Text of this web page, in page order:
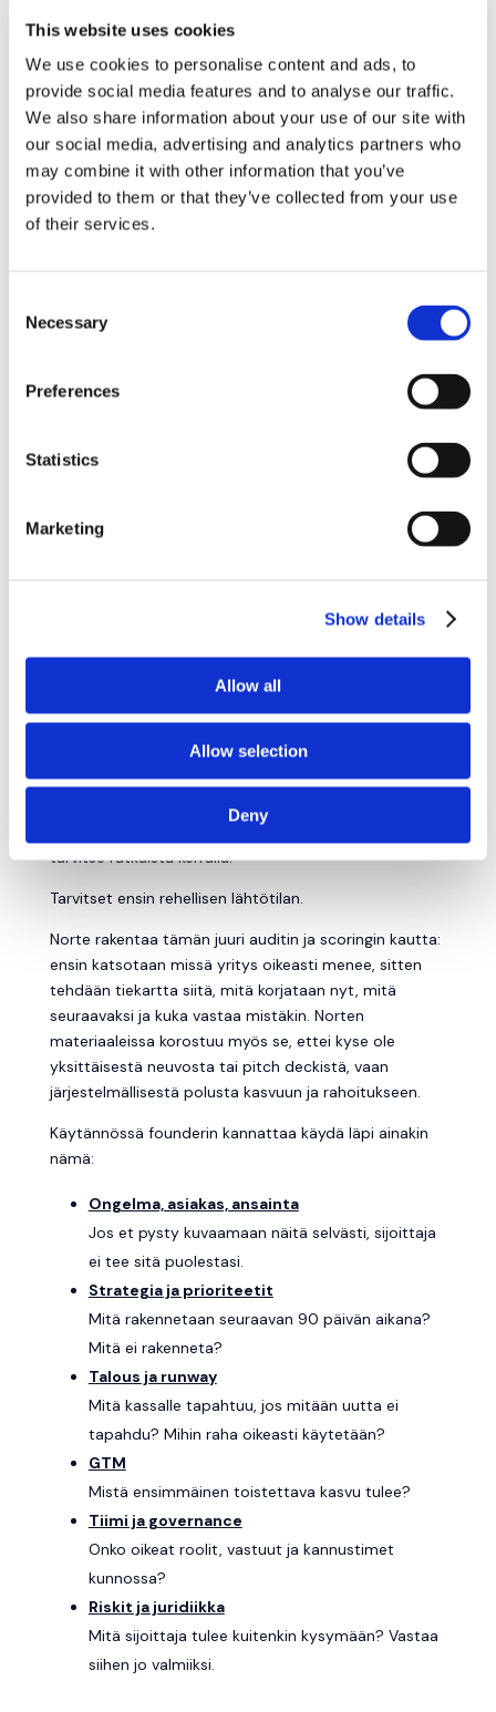
This website uses cookies
We use cookies to personalise content and ads, to
provide social media features and to analyse our traffic.
We also share information about your use of our site with
our social media, advertising and analytics partners who
may combine it with other information that you’ve
provided to them or that they’ve collected from your use
of their services.
Selection
Necessary
Preferences
Statistics
Marketing
Show details
Allow all
Allow selection
Deny
Founder puhuu massiivisesta markkinasta, mutta luvut
näyttävät siltä, ettei asiakashankintaa ole vielä
ymmärretty kunnolla.
Tiimi ei kata kriittisiä osaamisalueita
Tuote voi olla lupaava, mutta kukaan ei oikeasti
omista myyntiä, taloutta tai toteutusta.
“mitä muuta tässä on arvioitu samalla tavalla
Rahoitukselle ei ole selkeää käyttöä
Jos founder ei osaa kertoa, mihin raha menee ja mitä
sillä syntyy, raha ei tule.
näyttää, että ne on tunnistettu ja niille on
SIJOITTAJIA?
Tässä kohtaa hyvä uutinen on se, että kaikkea ei
tarvitse ratkaista kerralla.
Tarvitset ensin rehellisen lähtötilan.
Norte rakentaa tämän juuri auditin ja scoringin kautta:
ensin katsotaan missä yritys oikeasti menee, sitten
tehdään tiekartta siitä, mitä korjataan nyt, mitä
seuraavaksi ja kuka vastaa mistäkin. Norten
materiaaleissa korostuu myös se, ettei kyse ole
yksittäisestä neuvosta tai pitch deckistä, vaan
järjestelmällisestä polusta kasvuun ja rahoitukseen.
Käytännössä founderin kannattaa käydä läpi ainakin
nämä:
Ongelma, asiakas, ansainta
Jos et pysty kuvaamaan näitä selvästi, sijoittaja
ei tee sitä puolestasi.
Strategia ja prioriteetit
Mitä rakennetaan seuraavan 90 päivän aikana?
Mitä ei rakenneta?
Talous ja runway
Mitä kassalle tapahtuu, jos mitään uutta ei
tapahdu? Mihin raha oikeasti käytetään?
GTM
Mistä ensimmäinen toistettava kasvu tulee?
Tiimi ja governance
Onko oikeat roolit, vastuut ja kannustimet
kunnossa?
Riskit ja juridiikka
Mitä sijoittaja tulee kuitenkin kysymään? Vastaa
siihen jo valmiiksi.